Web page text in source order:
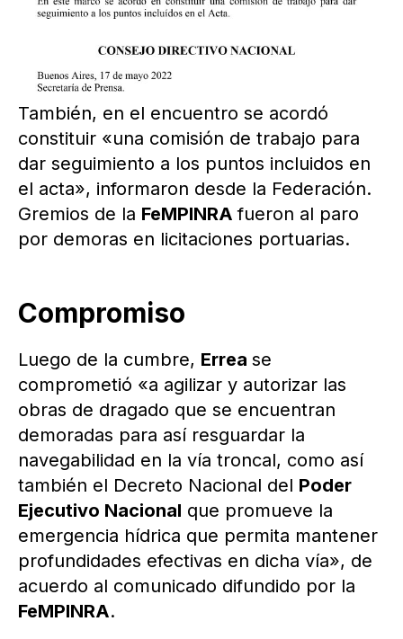
También, en el encuentro se acordó
constituir «una comisión de trabajo para
dar seguimiento a los puntos incluidos en
el acta», informaron desde la Federación.
Gremios de la FeMPINRAfueron al paro
por demoras en licitaciones portuarias.
Compromiso
Luego de la cumbre, Errea se
comprometió «a agilizar y autorizar las
obras de dragado que se encuentran
demoradas para así resguardar la
navegabilidad en la vía troncal, como así
también el Decreto Nacional del Poder
Ejecutivo Nacional que promueve la
emergencia hídrica que permita mantener
profundidades efectivas en dicha vía», de
acuerdo al comunicado difundido por la
FeMPINRA.